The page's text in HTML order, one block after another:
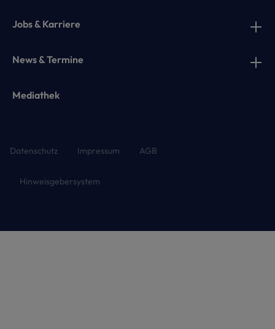
Jobs & Karriere
News & Termine
Mediathek
Datenschutz Impressum AGB
Hinweisgebersystem